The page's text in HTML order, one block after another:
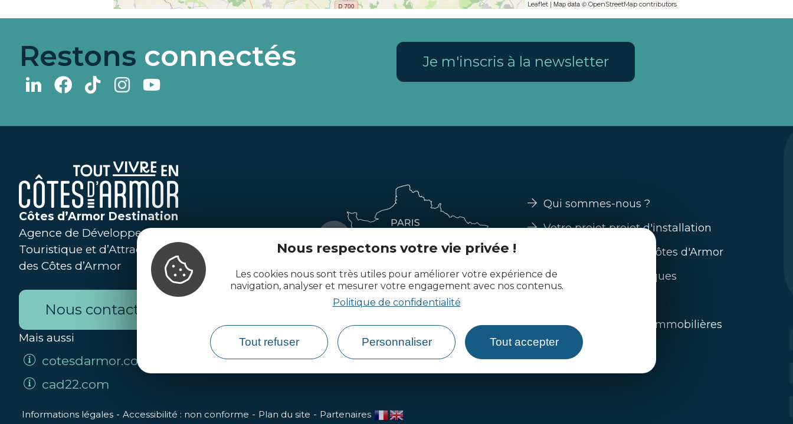
Nous respectons votre vie privée !
Les cookies nous sont très utiles pour améliorer votre expérience de
navigation, analyser et mesurer votre engagement avec nos contenus.
Politique de confidentialité
Tout refuser Personnaliser Tout accepter
Leaflet | Map data © OpenStreetMap contributors
Restons connectés Je m'inscris à la newsletter
Côtes d’Armor Destination
Agence de Développement
Touristique et d’Attractivité
des Côtes d’Armor
Nous contacter
Mais aussi
cotesdarmor.com
cad22.com
Qui sommes-nous ?
Votre projet projet d'installation
Guide s'installer en Côtes d'Armor
Nos filières économiques
L'immobilier / offres immobilières
Toute l'actualité
Informations légales Accessibilité : non conforme Plan du site Partenaires